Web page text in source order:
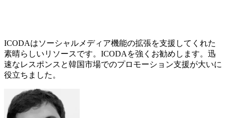
ICODAはソーシャルメディア機能の拡張を支援してくれた
素晴らしいリソースです。ICODAを強くお勧めします。迅
速なレスポンスと韓国市場でのプロモーション支援が大いに
役立ちました。